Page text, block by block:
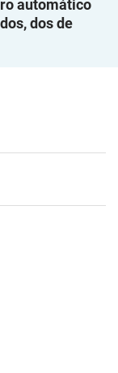
automático
dos de